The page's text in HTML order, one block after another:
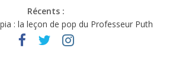
Récents :
: la leçon de pop du Professeur Puth
nouveau festival de musique indépendant
: température et émotions en hausse